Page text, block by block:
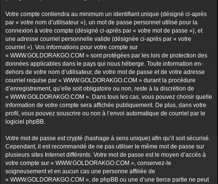
Votre compte contiendra au minimum un identifiant unique (désigné ci-après
par « votre nom d’utilisateur »), un mot de passe personnel utilisé pour la
connexion à votre compte (désigné ci-après par « votre mot de passe »), et
une adresse courriel personnelle valide (désignée ci-après par « votre
courriel »). Vos informations pour votre compte sur
« WWW.GOLDORAKGO.COM » sont protégées par les lois de protection des
données applicables dans le pays qui nous héberge. Toute information en-
dehors de votre nom d’utilisateur, de votre mot de passe et de votre adresse
courriel requise par « WWW.GOLDORAKGO.COM » durant la procédure
d’enregistrement, qu’elle soit obligatoire ou non, reste à la discrétion de
« WWW.GOLDORAKGO.COM ». Dans tous les cas, vous pouvez choisir quelle
information de votre compte sera affichée publiquement. De plus, dans votre
profil, vous pouvez souscrire ou non à l’envoi automatique de courriel par le
logiciel phpBB.
Votre mot de passe est crypté (hashage à sens unique) afin qu’il soit sécurisé.
Cependant, il est recommandé de ne pas utiliser le même mot de passe sur
plusieurs sites Internet différents. Votre mot de passe est le moyen d’accès à
votre compte sur « WWW.GOLDORAKGO.COM », conservez-le
soigneusement et en aucun cas une personne affiliée de
« WWW.GOLDORAKGO.COM », de phpBB ou une d’une tierce partie ne peut